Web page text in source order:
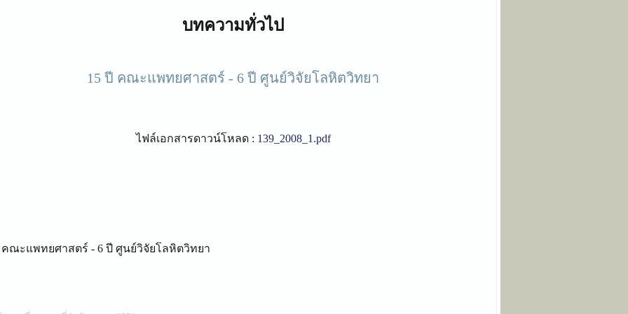
บทความทั่วไป
15 ปี คณะแพทยศาสตร์ - 6 ปี ศูนย์วิจัยโลหิตวิทยา
ไฟล์เอกสารดาวน์โหลด : 139_2008_1.pdf
คณะแพทยศาสตร์ - 6 ปี ศูนย์วิจัยโลหิตวิทยา